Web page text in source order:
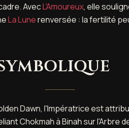
AvecL'Amoureux, elle
La Lunerenversée : la fertilité
Dawn, l'Impératrice est
Chokmah à Binah sur l'Arbre